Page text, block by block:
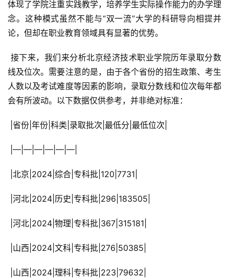
体现了学院注重实践教学，培养学生实际操作能力的办学理
念。这种模式虽然不能与“双一流”大学的科研导向相提并
论，但却在职业教育领域具有显著的优势。
线及位次。需要注意的是，由于各个省份的招生政策、考生
人数以及考试难度等因素的影响，录取分数线和位次每年都
会有所波动。以下数据仅供参考，并非绝对标准：
|省份|年份|科类|录取批次|最低分|最低位次|
|—|—|—|—|—|—|
|北京|2024|综合|专科批|120|7731|
|河北|2024|历史|专科批|296|183505|
|河北|2024|物理|专科批|367|315181|
|山西|2024|文科|专科批|276|50385|
|山西|2024|理科|专科批|223|79632|